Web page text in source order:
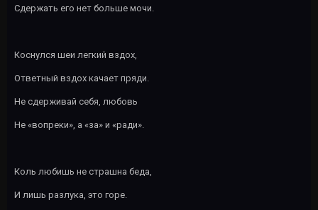
Сдержать его нет больше мочи.
Коснулся шеи легкий вздох,
Ответный вздох качает пряди.
Не сдерживай себя, любовь
Не «вопреки», а «за» и «ради».
Коль любишь не страшна беда,
И лишь разлука, это горе.